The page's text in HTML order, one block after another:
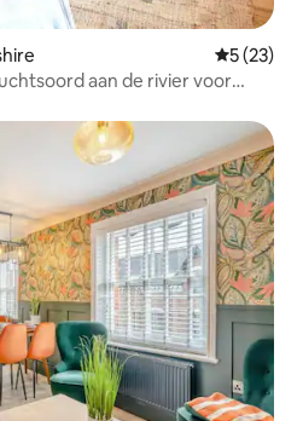
5 (23)
aan de rivier voor